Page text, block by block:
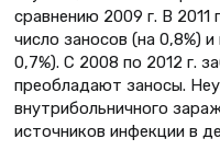
сравнению 2009 г. В 2011
число заносов (на 0,8%)
0,7%). С 2008 по 2012 г.
преобладают заносы.
внутрибольничного
источников инфекции в